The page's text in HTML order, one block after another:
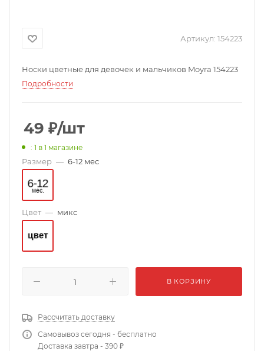
Артикул: 154223
Носки цветные для девочек и мальчиков Moyra 154223
Подробности
49 ₽/шт
: 1 в 1 магазине
Размер — 6-12 мес
Цвет — микс
В КОРЗИНУ
Рассчитать доставку
Самовывоз сегодня - бесплатно
Доставка завтра - 390 ₽